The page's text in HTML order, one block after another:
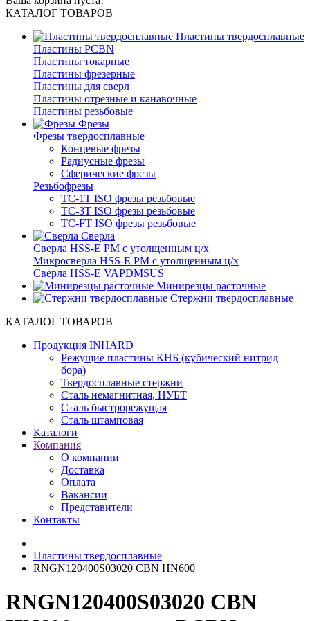
КАТАЛОГ ТОВАРОВ
Пластины твердосплавные
Пластины PCBN
Пластины токарные
Пластины фрезерные
Пластины для сверл
Пластины отрезные и канавочные
Пластины резьбовые
Фрезы
Фрезы твердосплавные
Концевые фрезы
Радиусные фрезы
Сферические фрезы
Резьбофрезы
TC-1T ISO фрезы резьбовые
TC-3T ISO фрезы резьбовые
TC-FT ISO фрезы резьбовые
Сверла
Cверла HSS-E PM c утолщенным ц/х
Микросверла HSS-E PM c утолщенным ц/х
Сверла HSS-E VAPDMSUS
Минирезцы расточные
Cтержни твердосплавные
КАТАЛОГ ТОВАРОВ
Продукция INHARD
Режущие пластины КНБ (кубический нитрид
бора)
Твердосплавные стержни
Сталь немагнитная, НУБТ
Сталь быстрорежущая
Сталь штамповая
Каталоги
Компания
О компании
Доставка
Оплата
Вакансии
Представители
Контакты
Пластины твердосплавные
RNGN120400S03020 CBN HN600
RNGN120400S03020 CBN